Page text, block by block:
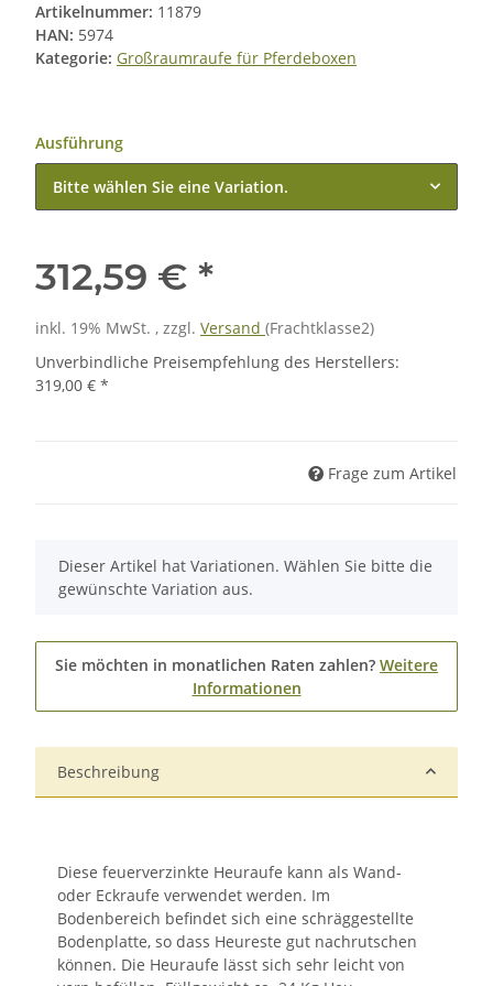
Artikelnummer: 11879
HAN: 5974
Kategorie: Großraumraufe für Pferdeboxen
Ausführung
Bitte wählen Sie eine Variation.
312,59 € *
inkl. 19% MwSt. , zzgl. Versand (Frachtklasse2)
Unverbindliche Preisempfehlung des Herstellers:
319,00 € *
Frage zum Artikel
x
Dieser Artikel hat Variationen. Wählen Sie bitte die
gewünschte Variation aus.
Sie möchten in monatlichen Raten zahlen? Weitere
Informationen
Beschreibung
Diese feuerverzinkte Heuraufe kann als Wand-
oder Eckraufe verwendet werden. Im
Bodenbereich befindet sich eine schräggestellte
Bodenplatte, so dass Heureste gut nachrutschen
können. Die Heuraufe lässt sich sehr leicht von